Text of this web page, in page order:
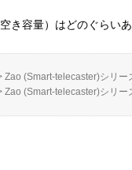
き容量）はどのぐらい
Zao (Smart-telecaster)シリー
Zao (Smart-telecaster)シリー